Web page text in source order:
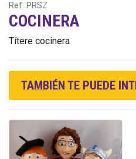
Ref: PRSZ
COCINERA
Títere cocinera
TAMBIÉN TE PUEDE